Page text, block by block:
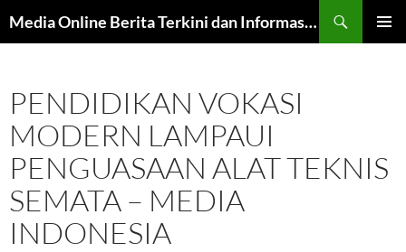
ke
Media Online Berita Terkini dan Informasi Harian
PENDIDIKAN VOKASI
MODERN LAMPAUI
PENGUASAAN ALAT TEKNIS
SEMATA – MEDIA
INDONESIA